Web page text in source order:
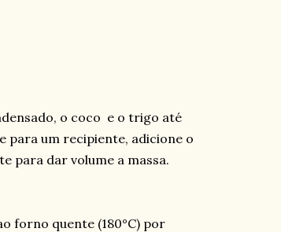
o coco e o trigo até
para um recipiente, adicione o
para dar volume a massa.
forno quente (180°C) por